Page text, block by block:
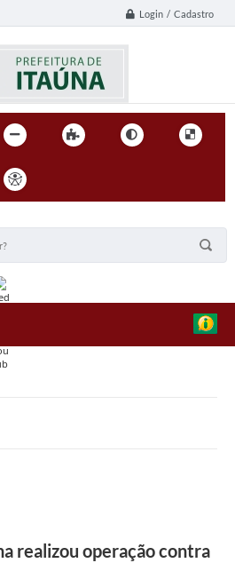
Login / Cadastro
realizou operação contra